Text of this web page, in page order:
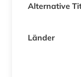
Alternative
Länder